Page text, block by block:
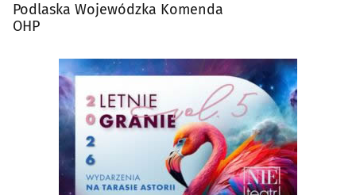
Podlaska Wojewódzka Komenda
OHP